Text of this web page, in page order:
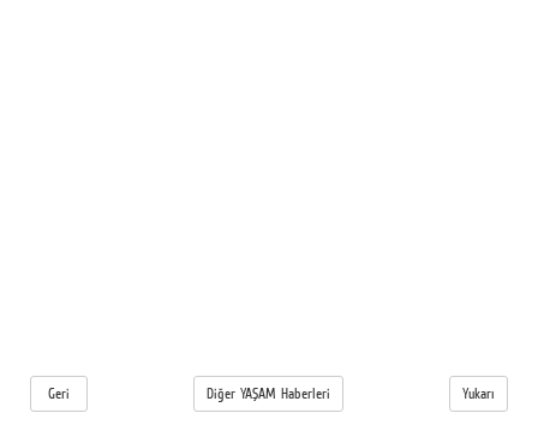
Geri Diğer YAŞAM Haberleri Yukarı